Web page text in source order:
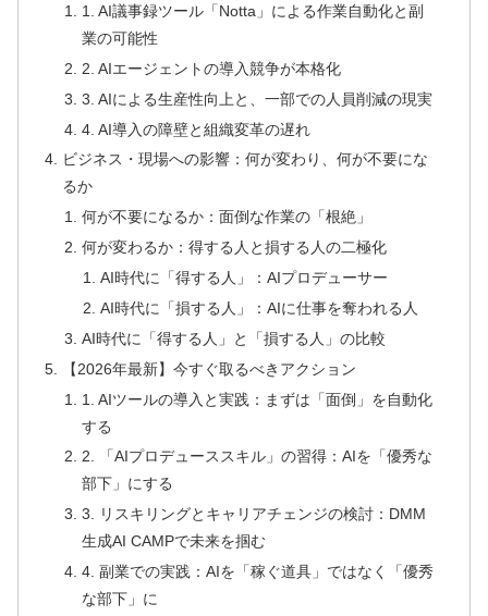
1. AI議事録ツール「Notta」による作業自動化と副
業の可能性
2. AIエージェントの導入競争が本格化
3. AIによる生産性向上と、一部での人員削減の現実
4. AI導入の障壁と組織変革の遅れ
ビジネス・現場への影響：何が変わり、何が不要にな
るか
何が不要になるか：面倒な作業の「根絶」
何が変わるか：得する人と損する人の二極化
AI時代に「得する人」：AIプロデューサー
AI時代に「損する人」：AIに仕事を奪われる人
AI時代に「得する人」と「損する人」の比較
【2026年最新】今すぐ取るべきアクション
1. AIツールの導入と実践：まずは「面倒」を自動化
する
2. 「AIプロデューススキル」の習得：AIを「優秀な
部下」にする
3. リスキリングとキャリアチェンジの検討：DMM
生成AI CAMPで未来を掴む
4. 副業での実践：AIを「稼ぐ道具」ではなく「優秀
な部下」に